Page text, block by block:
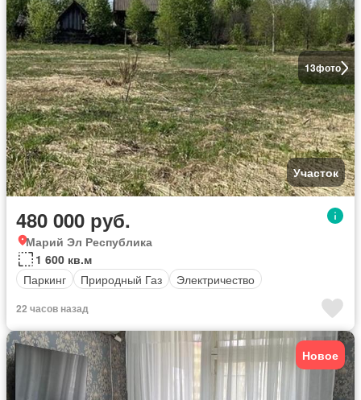
13фото
Участок
480 000 руб.
Марий Эл Республика
1 600 кв.м
Паркинг
Природный Газ Электричество
22 часов назад
Новое